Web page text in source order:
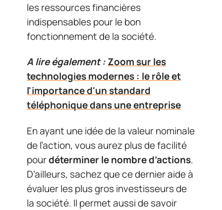
les ressources financières
indispensables pour le bon
fonctionnement de la société.
A lire également :Zoom sur les
technologies modernes : le rôle et
l'importance d'un standard
téléphonique dans une entreprise
En ayant une idée de la valeur nominale
de l’action, vous aurez plus de facilité
pourdéterminer le nombre d’actions.
D’ailleurs, sachez que ce dernier aide à
évaluer les plus gros investisseurs de
la société. Il permet aussi de savoir